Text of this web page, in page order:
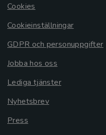
Cookies
Cookieinställningar
GDPR och personuppgifter
Jobba hos oss
Lediga tjänster
Nyhetsbrev
Press